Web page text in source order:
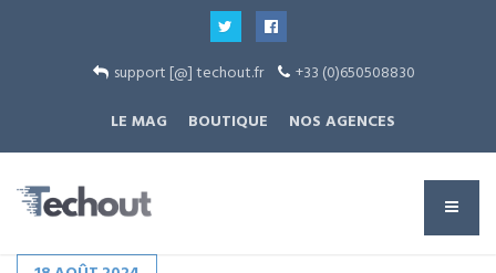
support [@] techout.fr
+33 (0)650508830
LE MAG
BOUTIQUE NOS AGENCES